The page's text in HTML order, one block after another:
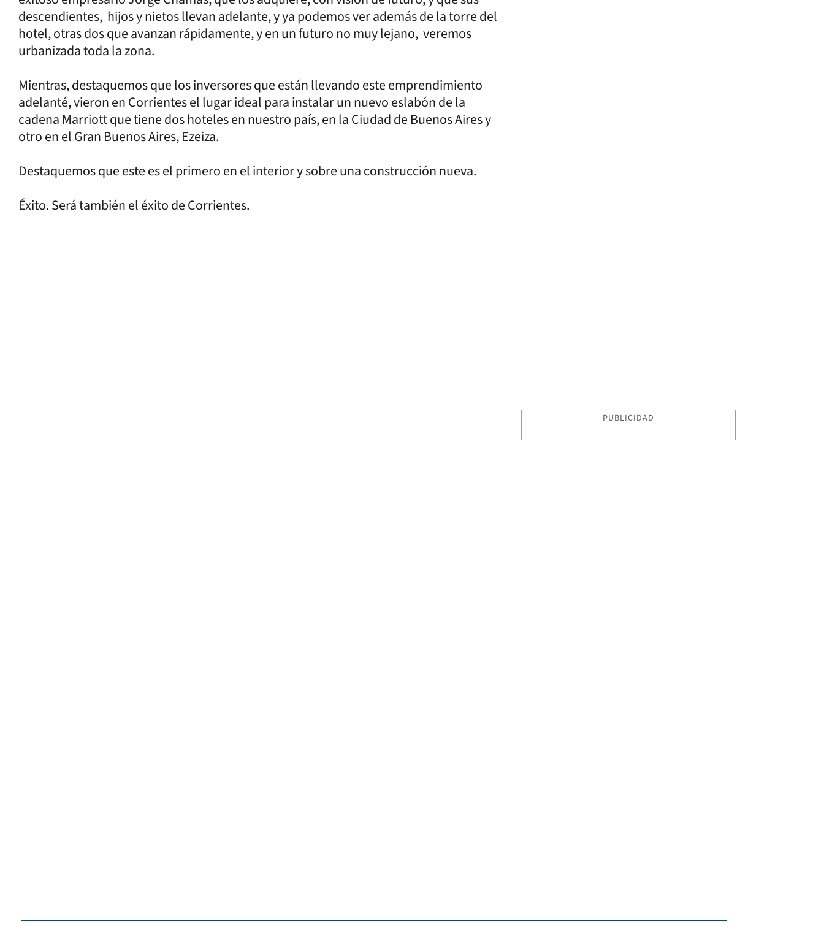
descendientes, hijos y nietos llevan adelante, y ya podemos ver además de la torre del
hotel, otras dos que avanzan rápidamente, y en un futuro no muy lejano, veremos
urbanizada toda la zona.
Mientras, destaquemos que los inversores que están llevando este emprendimiento
adelanté, vieron en Corrientes el lugar ideal para instalar un nuevo eslabón de la
cadena Marriott que tiene dos hoteles en nuestro país, en la Ciudad de Buenos Aires y
otro en el Gran Buenos Aires, Ezeiza.
Destaquemos que este es el primero en el interior y sobre una construcción nueva.
Éxito. Será también el éxito de Corrientes.
PUBLICIDAD